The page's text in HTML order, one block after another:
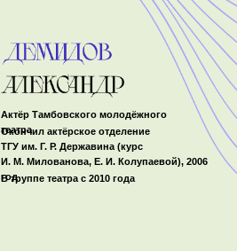
Актёр Тамбовского молодёжного
театра
Окончил актёрское отделение
ТГУ им. Г. Р. Державина (курс
И. М. Милованова, Е. И. Колупаевой), 2006
год
В труппе театра с 2010 года